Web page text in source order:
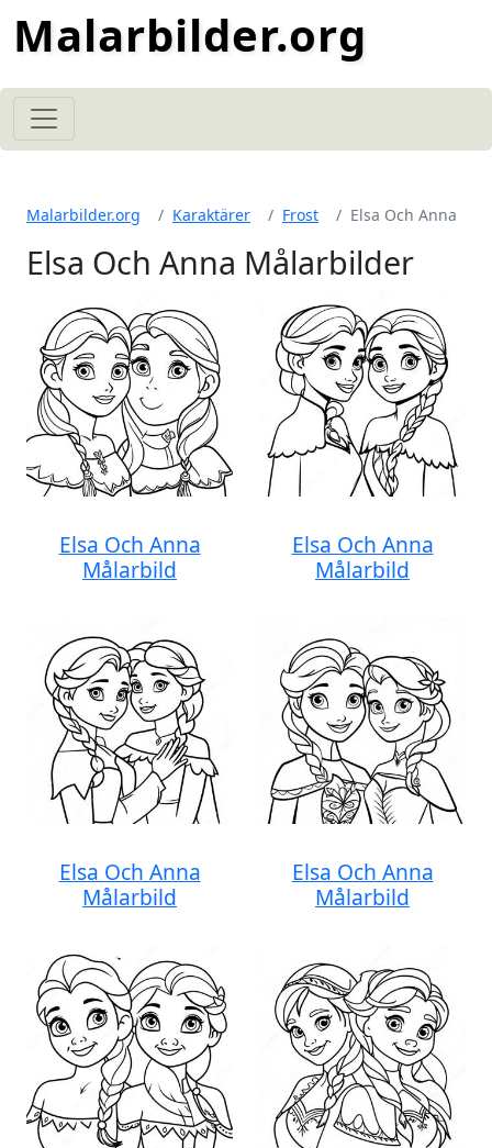
Malarbilder.org
Malarbilder.org Karaktärer Frost Elsa Och Anna
Elsa Och Anna Målarbilder
Elsa Och Anna
Målarbild
Elsa Och Anna
Målarbild
Elsa Och Anna
Målarbild
Elsa Och Anna
Målarbild